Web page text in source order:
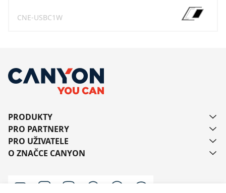
CNE-USBC1W
PRODUKTY
PRO PARTNERY
PRO UŽIVATELE
O ZNAČCE CANYON